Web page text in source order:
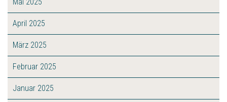
April 2025
März 2025
Februar 2025
Januar 2025